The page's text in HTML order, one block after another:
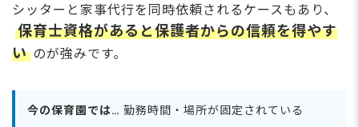
シッターと家事代行を同時依頼されるケースもあり、
保育士資格があると保護者からの信頼を得やす
い のが強みです。
今の保育園では… 勤務時間・場所が固定されている